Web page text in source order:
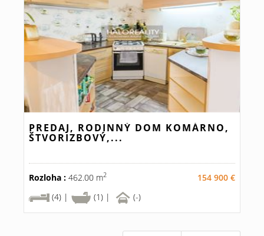
PREDAJ, RODINNÝ DOM KOMÁRNO,
ŠTVORIZBOVÝ,...
Rozloha : 462.00 m2
154 900 €
(4) |
(1) | (-)